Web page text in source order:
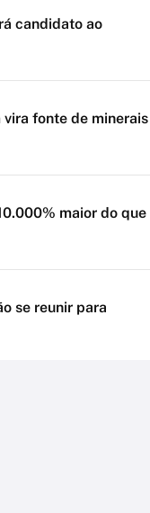
candidato ao
fonte de minerais
maior do que
se reunir para